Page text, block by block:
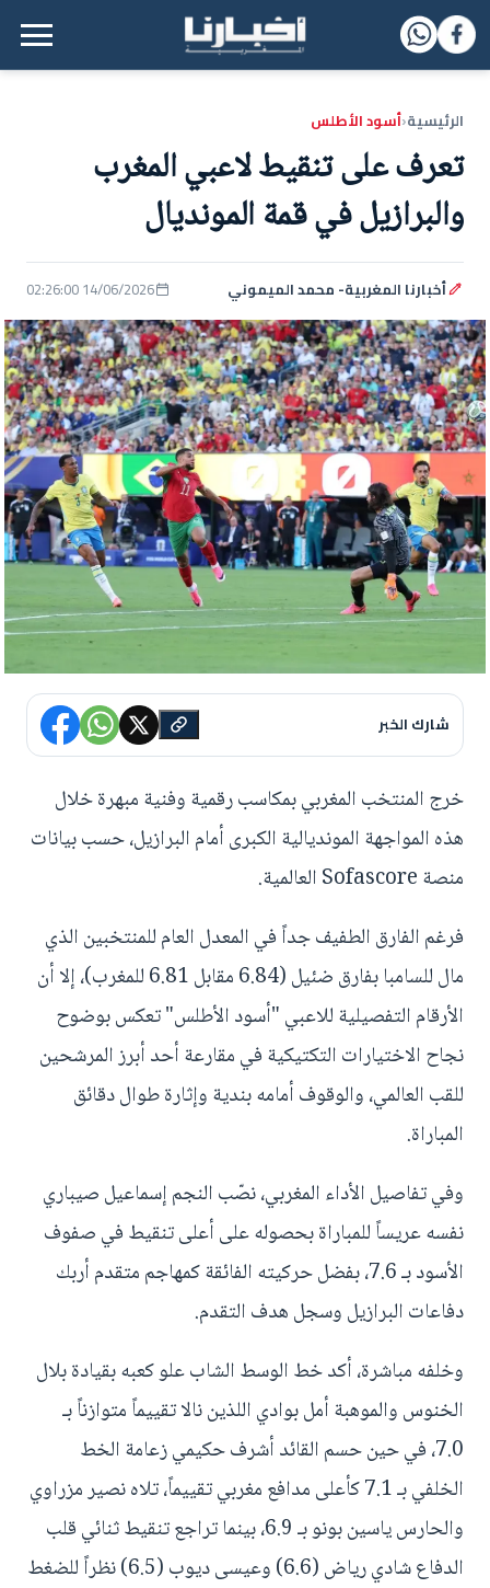
القائمة الرئيسية
الرئيسية‹أسود الأطلس
تعرف على تنقيط لاعبي المغرب
والبرازيل في قمة المونديال
أخبارنا المغربية- محمد الميموني 14/06/2026 02:26:00
شارك الخبر
خرج المنتخب المغربي بمكاسب رقمية وفنية مبهرة خلال
هذه المواجهة المونديالية الكبرى أمام البرازيل، حسب بيانات
منصة Sofascore العالمية.
فرغم الفارق الطفيف جداً في المعدل العام للمنتخبين الذي
مال للسامبا بفارق ضئيل (6.84 مقابل 6.81 للمغرب)، إلا أن
الأرقام التفصيلية للاعبي "أسود الأطلس" تعكس بوضوح
نجاح الاختيارات التكتيكية في مقارعة أحد أبرز المرشحين
للقب العالمي، والوقوف أمامه بندية وإثارة طوال دقائق
المباراة.
وفي تفاصيل الأداء المغربي، نصّب النجم إسماعيل صيباري
نفسه عريساً للمباراة بحصوله على أعلى تنقيط في صفوف
الأسود بـ 7.6، بفضل حركيته الفائقة كمهاجم متقدم أربك
دفاعات البرازيل وسجل هدف التقدم.
وخلفه مباشرة، أكد خط الوسط الشاب علو كعبه بقيادة بلال
الخنوس والموهبة أمل بوادي اللذين نالا تقييماً متوازناً بـ
7.0، في حين حسم القائد أشرف حكيمي زعامة الخط
الخلفي بـ 7.1 كأعلى مدافع مغربي تقييماً، تلاه نصير مزراوي
والحارس ياسين بونو بـ 6.9، بينما تراجع تنقيط ثنائي قلب
الدفاع شادي رياض (6.6) وعيسى ديوب (6.5) نظراً للضغط